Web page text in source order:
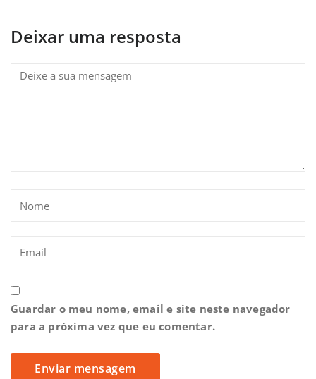
Deixar uma resposta
Guardar o meu nome, email e site neste navegador
para a próxima vez que eu comentar.